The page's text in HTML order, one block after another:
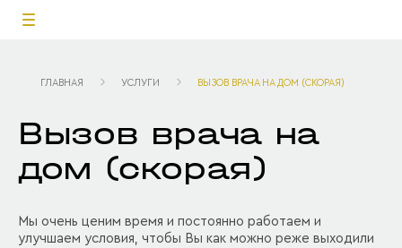
ГЛАВНАЯ УСЛУГИ ВЫЗОВ ВРАЧА НА ДОМ (СКОРАЯ)
Вызов врача на
дом (скорая)
Мы очень ценим время и постоянно работаем и
улучшаем условия, чтобы Вы как можно реже выходили